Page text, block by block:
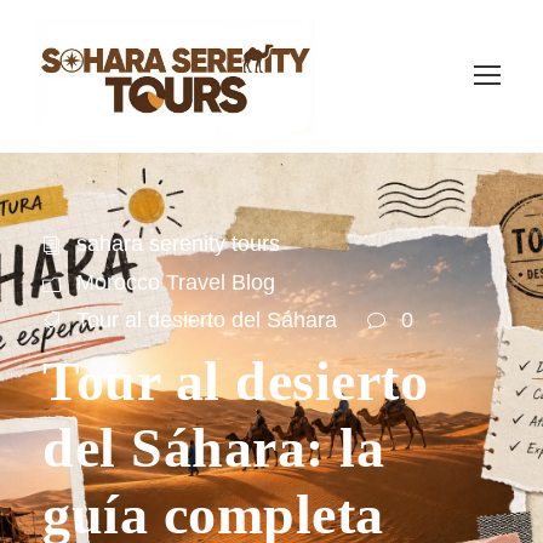
sahara serenity tours
Morocco Travel Blog
Tour al desierto del Sáhara
0
Tour al desierto
del Sáhara: la
guía completa